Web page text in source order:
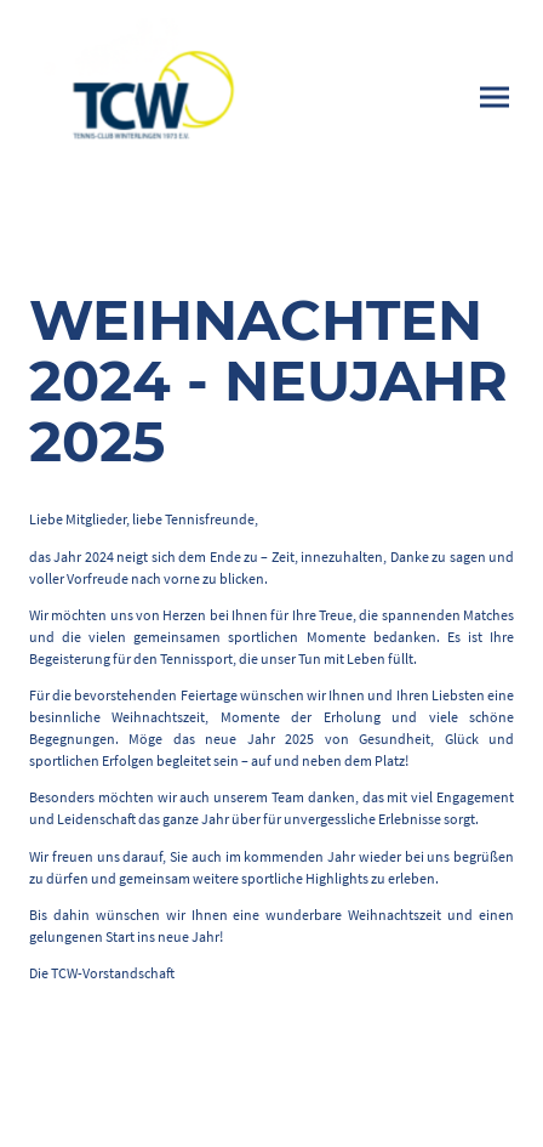
WEIHNACHTEN
2024 - NEUJAHR
2025
Liebe Mitglieder, liebe Tennisfreunde,
das Jahr 2024 neigt sich dem Ende zu – Zeit, innezuhalten, Danke zu sagen und
voller Vorfreude nach vorne zu blicken.
Wir möchten uns von Herzen bei Ihnen für Ihre Treue, die spannenden Matches
und die vielen gemeinsamen sportlichen Momente bedanken. Es ist Ihre
Begeisterung für den Tennissport, die unser Tun mit Leben füllt.
Für die bevorstehenden Feiertage wünschen wir Ihnen und Ihren Liebsten eine
besinnliche Weihnachtszeit, Momente der Erholung und viele schöne
Begegnungen. Möge das neue Jahr 2025 von Gesundheit, Glück und
sportlichen Erfolgen begleitet sein – auf und neben dem Platz!
Besonders möchten wir auch unserem Team danken, das mit viel Engagement
und Leidenschaft das ganze Jahr über für unvergessliche Erlebnisse sorgt.
Wir freuen uns darauf, Sie auch im kommenden Jahr wieder bei uns begrüßen
zu dürfen und gemeinsam weitere sportliche Highlights zu erleben.
Bis dahin wünschen wir Ihnen eine wunderbare Weihnachtszeit und einen
gelungenen Start ins neue Jahr!
Die TCW-Vorstandschaft